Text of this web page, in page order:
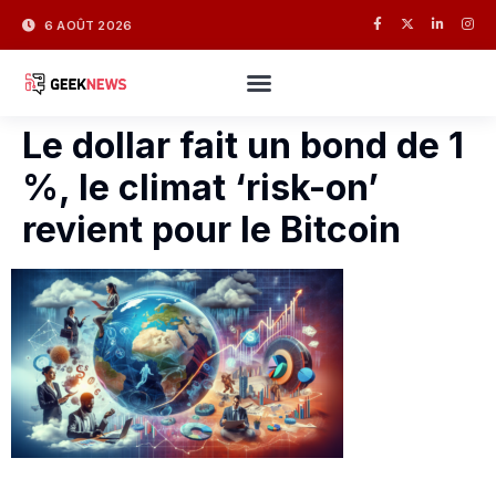
6 AOÛT 2026
Le dollar fait un bond de 1
%, le climat ‘risk-on’
revient pour le Bitcoin